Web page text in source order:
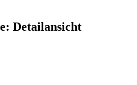
Detailansicht